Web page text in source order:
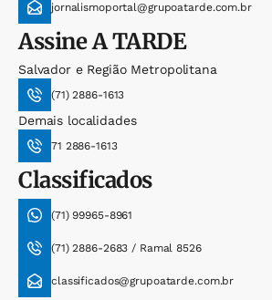
jornalismoportal@grupoatarde.com.br
AssineA TARDE
Salvador e Região Metropolitana
(71) 2886-1613
Demais localidades
71 2886-1613
Classificados
(71) 99965-8961
(71) 2886-2683 / Ramal 8526
classificados@grupoatarde.com.br